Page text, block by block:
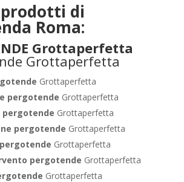
di
Roma:
Grottaperfetta
Grottaperfetta
pergotende Grottaperfetta
pergotende Grottaperfetta
pergotende Grottaperfetta
Grottaperfetta
pergotende Grottaperfetta
Grottaperfetta